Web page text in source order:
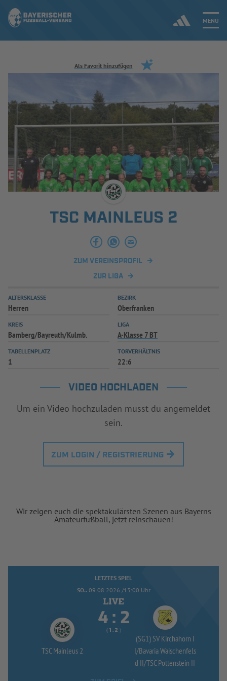
MENÜ
Jetzt einloggen
ERGEBNISSE & WETTBEWERBE
NEUIGKEITEN
SPIELBETRIEB & VERBANDSLEBEN
AUSBILDUNG & FÖRDERUNG
INFOTHEK SPIELPLUS
Als Favorit hinzufügen
TSC MAINLEUS 2
ZUM VEREINSPROFIL
ZUR LIGA
ALTERSKLASSE
Herren
BEZIRK
Oberfranken
KREIS
Bamberg/Bayreuth/Kulmb.
LIGA
A-Klasse 7 BT
TABELLENPLATZ
1
TORVERHÄLTNIS
22:6
VIDEO HOCHLADEN
Um ein Video hochzuladen musst du angemeldet
sein.
ZUM LOGIN / REGISTRIERUNG
Wir zeigen euch die spektakulärsten Szenen aus Bayerns
Amateurfußball, jetzt reinschauen!
LETZTES SPIEL
SO.. 09.08.2026 /13:00 Uhr
TSC Mainleus 2
 : 
(  :  )
(SG1) SV Kirchahorn I
I/Bavaria Waischenfels
d II/TSC Pottenstein II